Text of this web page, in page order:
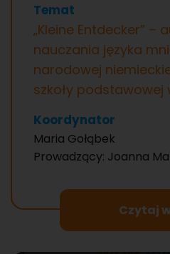
Temat
„Kleine Entdecker” –
nauczania języka
narodowej
szkoły podstawowej
Koordynator
Maria Gołąbek
Prowadzący: Joanna
Czytaj